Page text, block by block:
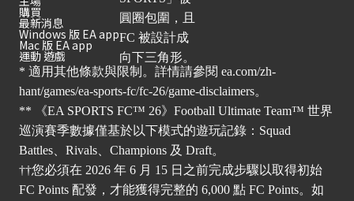
購買
最新消息
Windows 版 EA app
Mac 版 EA app
運動 遊戲
* 適用其他條款與限制。詳情請參閱 ea.com/zh-
hant/games/ea-sports-fc/fc-26/game-disclaimers。
** 《EA SPORTS FC™ 26》Football Ultimate Team™ 世界
巡演賽季數據僅基於以下模式的遊玩記錄：Squad
Battles、Rivals、Champions 及 Draft。
††您必須在 2026 年 6 月 15 日之前完成步驟以取得初始
FC Points 配發，才能獲得完整的 6,000 點 FC Points。如